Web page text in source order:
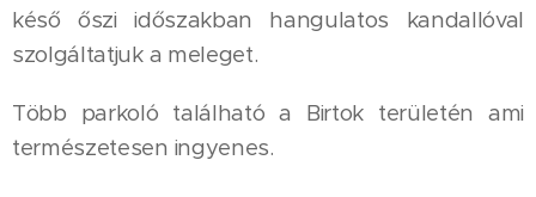
késő őszi időszakban hangulatos kandallóval
szolgáltatjuk a meleget.
Több parkoló található a Birtok területén ami
természetesen ingyenes.